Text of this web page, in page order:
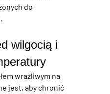
do
wilgocią i
wrażliwym na
jest, aby chronić